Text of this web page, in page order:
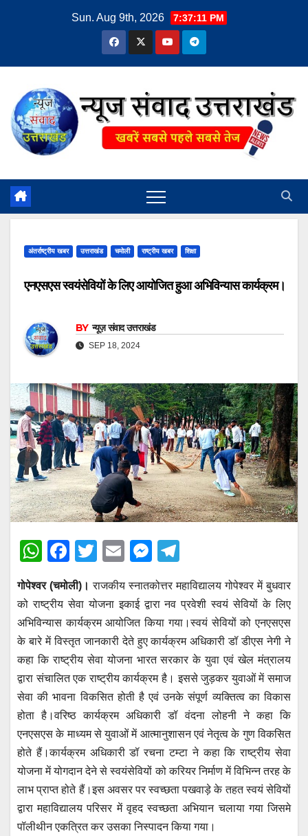
Sun. Aug 9th, 2026 7:37:11 PM
अंतर्राष्ट्रीय खबर उत्तराखंड चमोली राष्ट्रीय खबर शिक्षा
एनएसएस स्वयंसेवियों के लिए आयोजित हुआ अभिविन्यास कार्यक्रम।
BY न्यूज़ संवाद उत्तराखंड
SEP 18, 2024
W
at
s
A
p
p
F
a
c
e
b
o
o
k
T
wi
tt
er
E
ail
M
e
ss
e
n
g
er
el
e
gr
a
m
गोपेश्वर (चमोली)। राजकीय स्नातकोत्तर महाविद्यालय गोपेश्वर में बुधवार
को राष्ट्रीय सेवा योजना इकाई द्वारा नव प्रवेशी स्वयं सेवियों के लिए
अभिविन्यास कार्यक्रम आयोजित किया गया।स्वयं सेवियों को एनएसएस
के बारे में विस्तृत जानकारी देते हुए कार्यक्रम अधिकारी डॉ डीएस नेगी ने
कहा कि राष्ट्रीय सेवा योजना भारत सरकार के युवा एवं खेल मंत्रालय
द्वारा संचालित एक राष्ट्रीय कार्यक्रम है। इससे जुड़कर युवाओं में समाज
सेवा की भावना विकसित होती है एवं उनके संपूर्ण व्यक्तित्व का विकास
होता है।वरिष्ठ कार्यक्रम अधिकारी डॉ वंदना लोहनी ने कहा कि
एनएसएस के माध्यम से युवाओं में आत्मानुशासन एवं नेतृत्व के गुण विकसित
होते हैं।कार्यक्रम अधिकारी डॉ रचना टम्टा ने कहा कि राष्ट्रीय सेवा
योजना में योगदान देने से स्वयंसेवियों को करियर निर्माण में विभिन्न तरह के
लाभ प्राप्त होते हैं।इस अवसर पर स्वच्छता पखवाड़े के तहत स्वयं सेवियों
द्वारा महाविद्यालय परिसर में वृहद स्वच्छता अभियान चलाया गया जिसमे
पॉलीथीन एकत्रित कर उसका निस्पादन किया गया।